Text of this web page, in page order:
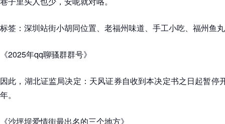
标签：深圳站街小胡同位置、老福州味道、手工小吃、福州鱼
《2025年qq聊骚群群号》
因此，湖北证监局决定：天风证券自收到本决定书之日起暂停
年。
《沙坪坝爱情街最出名的三个地方》